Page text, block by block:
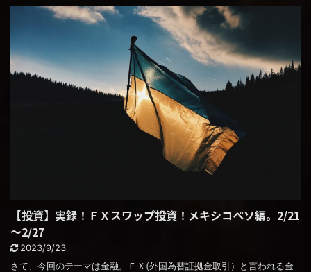
【投資】実録！ＦＸスワップ投資！メキシコペソ編。2/21
～2/27
2023/9/23
さて、今回のテーマは金融。ＦＸ(外国為替証拠金取引）と言われる金